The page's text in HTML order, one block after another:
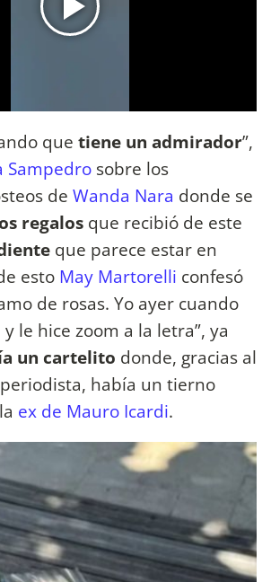
que tiene un admirador”,
Sampedro sobre los
de Wanda Nara donde se
regalos que recibió de este
que parece estar en
esto May Martorelli confesó
de rosas. Yo ayer cuando
le hice zoom a la letra”, ya
un cartelito donde, gracias al
había un tierno
ex de Mauro Icardi.